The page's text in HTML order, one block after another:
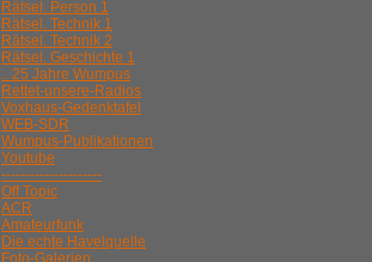
Rätsel. Person 1
Rätsel. Technik 1
Rätsel. Technik 2
Rätsel. Geschichte 1
.. 25 Jahre Wumpus
Rettet-unsere-Radios
Voxhaus-Gedenktafel
WEB-SDR
Wumpus-Publikationen
Youtube
---------------------
Off Topic
ACR
Amateurfunk
Die echte Havelquelle
Foto-Galerien